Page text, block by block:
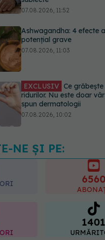
potențial grave
07.08.2026, 11:03
EXCLUSIV Ce grăbește
07.08.2026, 10:02
Alina Pușcău dezvăluie
care i-a schimbat viața:
NE ȘI PE:
6560
1401